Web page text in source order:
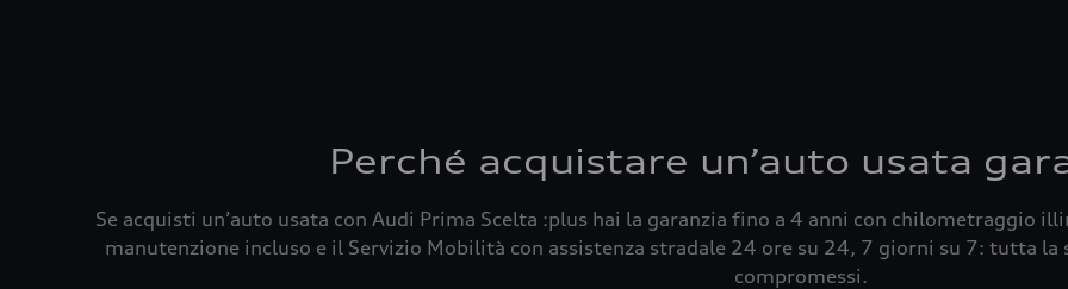
Perché acquistare un’auto usata
Se acquisti un’auto usata con Audi Prima Scelta :plus hai la garanzia fino a 4 anni con chilometraggio
manutenzione incluso e il Servizio Mobilità con assistenza stradale 24 ore su 24, 7 giorni su 7: tutta la
compromessi.